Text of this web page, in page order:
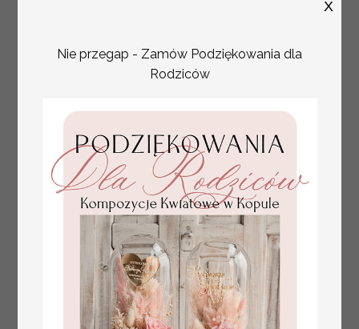
złote winietki na komunię, winietka
winietki z naturalnym kłosem
4.50 PLN
Nie przegap - Zamów Podziękowania dla
Rodziców
X